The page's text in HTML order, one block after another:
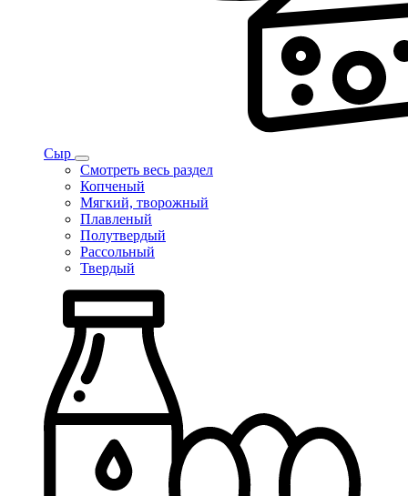
Сыр
Смотреть весь раздел
Копченый
Мягкий, творожный
Плавленый
Полутвердый
Рассольный
Твердый